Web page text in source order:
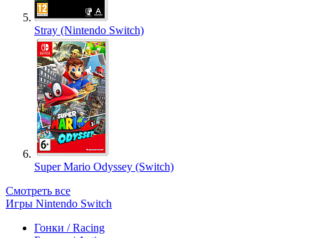
Stray (Nintendo Switch)
Super Mario Odyssey (Switch)
Смотреть все
Игры Nintendo Switch
Гонки / Racing